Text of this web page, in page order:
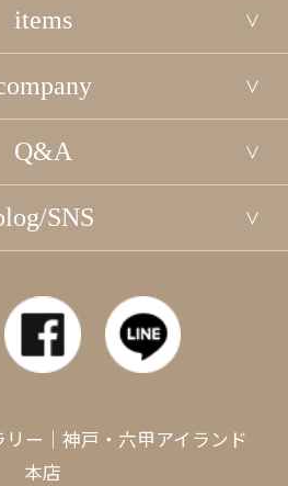
items
Q&A
SNS
ー｜神戸・六甲アイランド
本店